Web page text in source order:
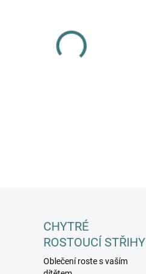
CHYTRÉ
ROSTOUCÍ STŘIHY
Oblečení roste s vaším